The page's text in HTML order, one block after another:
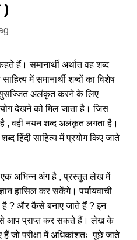
)
हैं। समानार्थी अर्थात वह शब्द
में समानार्थी शब्दों का विशेष
सुसज्जित अलंकृत करने के लिए
देखने को मिल जाता है। जिस
, वही नयन शब्द अलंकृत लगता है।
हिंदी साहित्य में प्रयोग किए जाते
एक अभिन्न अंग है , प्रस्तुत लेख में
हासिल कर सकेंगे। पर्यायवाची
है ? और कैसे बनाए जाते हैं ? इन
से आप प्राप्त कर सकते हैं। लेख के
जो परीक्षा में अधिकांशतः पूछे जाते